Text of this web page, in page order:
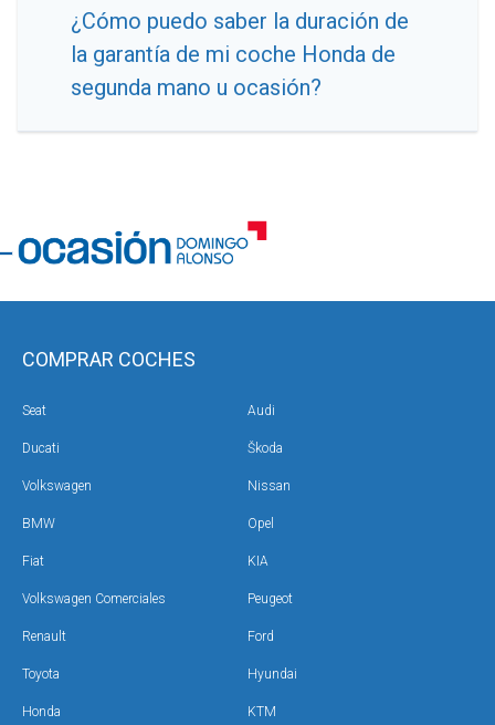
¿Cómo puedo saber la duración de
la garantía de mi coche Honda de
segunda mano u ocasión?
COMPRAR COCHES
Seat Audi
Ducati Škoda
Volkswagen Nissan
BMW Opel
Fiat KIA
Volkswagen Comerciales Peugeot
Renault Ford
Toyota Hyundai
Honda KTM